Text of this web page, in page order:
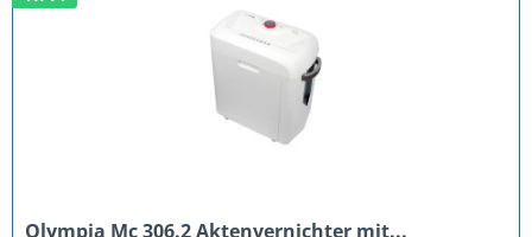
Olympia Mc 306.2 Aktenvernichter mit...